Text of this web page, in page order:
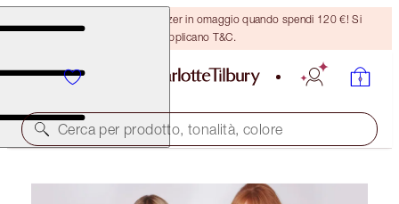
Ricevi un pennello per bronzer in omaggio quando spendi 120 €! Si
applicano T&C.
Cerca per prodotto, tonalità, colore